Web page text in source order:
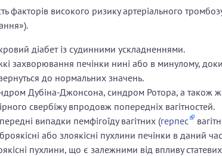
факторів високого ризику артеріального
діабет із судинними ускладненнями.
захворювання печінки нині або в минулому,
до нормальних значень.
Дубіна-Джонсона, синдром Ротора, а також
свербіжу впродовж попередніх вагітностей.
випадки пемфігоїду вагітних (герпес
або злоякісні пухлини печінки в даний
пухлини, що є залежними від впливу